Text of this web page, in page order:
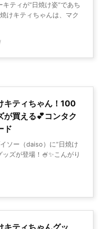
ティが“日焼け姿”であち
けキティちゃんは、マク
キティちゃん！100
が買える💕コンタク
ド
ソー（daiso）に“日焼け
ッズが登場！🍧✨こんがり